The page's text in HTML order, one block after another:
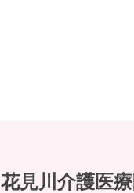
花見川介護医